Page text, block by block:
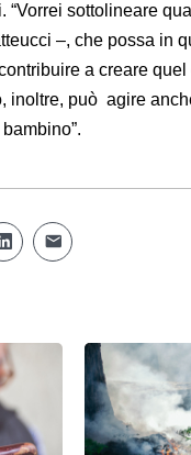
“Vorrei sottolineare
–, che possa in
a creare
inoltre, può agire